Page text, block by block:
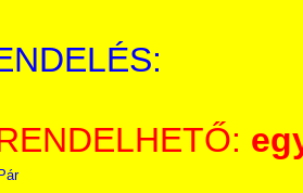
Pár